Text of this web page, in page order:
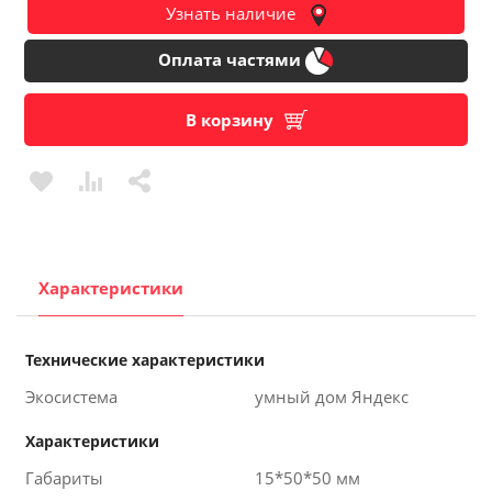
Узнать наличие
Оплата частями
В корзину
Характеристики
Технические характеристики
Экосистема умный дом Яндекс
Характеристики
Габариты 15*50*50 мм